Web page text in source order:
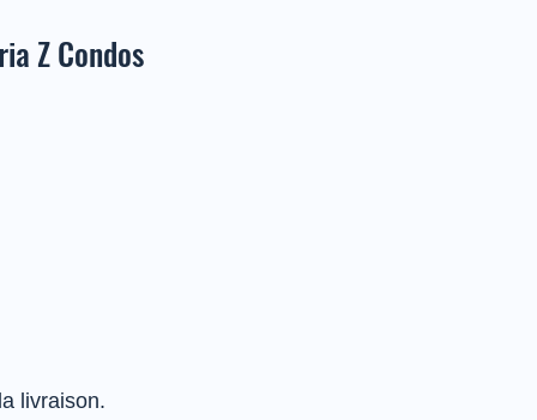
Z Condos
livraison.